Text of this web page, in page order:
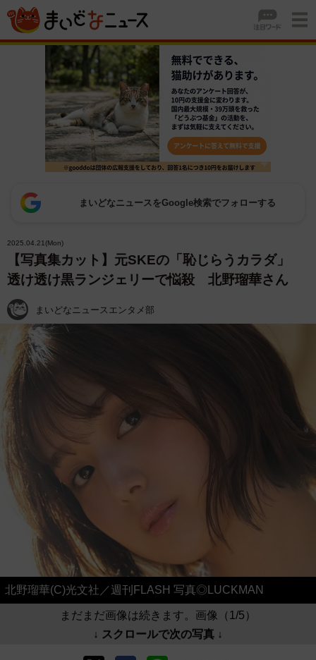
まいどなニュースをGoogle検索でフォローする
2025.04.21(Mon)
【写真集カット】元SKEの「恥じらうカラダ」
透け透け黒ランジェリーで悩殺 北野瑠華さん
まいどなニュースエンタメ部
北野瑠華(C)光文社／週刊FLASH 写真◎LUCKMAN
まだまだ画像は続きます。画像（1/5）
↓ スクロールで次の写真 ↓